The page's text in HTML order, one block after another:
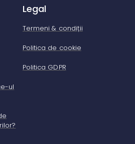
ul
Legal
Termeni & condiții
Politica de cookie
Politica GDPR